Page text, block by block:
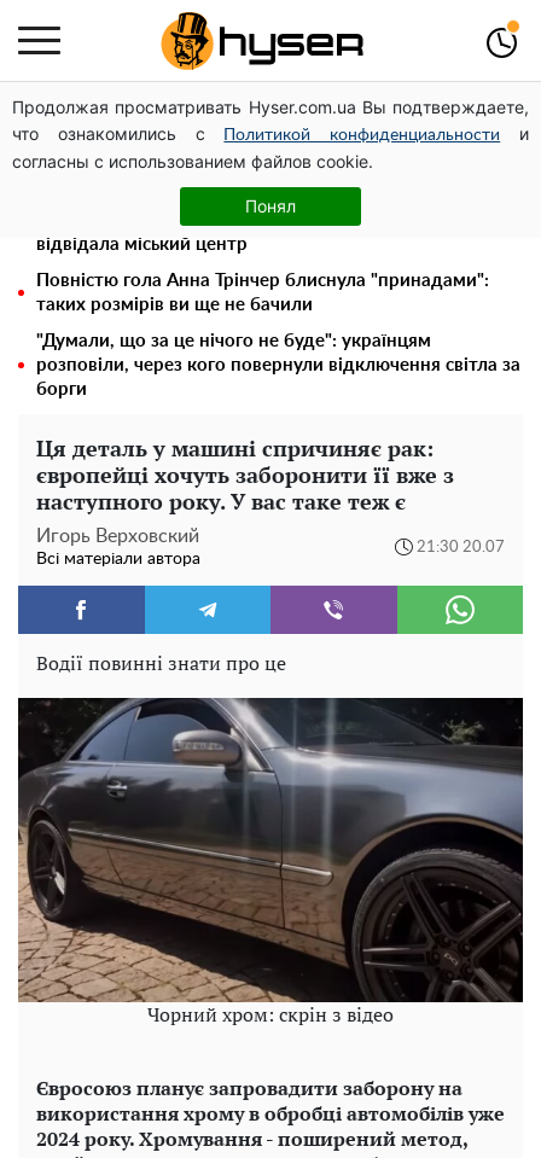
Продолжая просматривать Hyser.com.ua Вы подтверждаете,
что ознакомились с
Политикой конфиденциальности
и
согласны с использованием файлов cookie.
Понял
Українська авіатранспортна асоціація звернулася до
Мінфіну із закликом уніфікувати оподаткування
авіалізингу
У Києві військовослужбовці можуть безоплатно
зберегти репродуктивні клітини: Тетяна Мостепан
відвідала міський центр
Повністю гола Анна Трінчер блиснула "принадами":
таких розмірів ви ще не бачили
"Думали, що за це нічого не буде": українцям
розповіли, через кого повернули відключення світла за
борги
Ця деталь у машині спричиняє рак:
європейці хочуть заборонити її вже з
наступного року. У вас таке теж є
Игорь Верховский
Всі матеріали автора
21:30 20.07
Водії повинні знати про це
Чорний хром: скрін з відео
Євросоюз планує запровадити заборону на
використання хрому в обробці автомобілів уже
2024 року. Хромування - поширений метод,